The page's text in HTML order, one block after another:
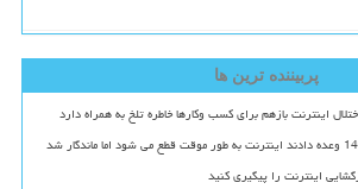
پربیننده ترین ها
اینترنت بازهم برای کسب وکارها خاطره تلخ به همراه دارد
اینترنت را پیگیری کنید